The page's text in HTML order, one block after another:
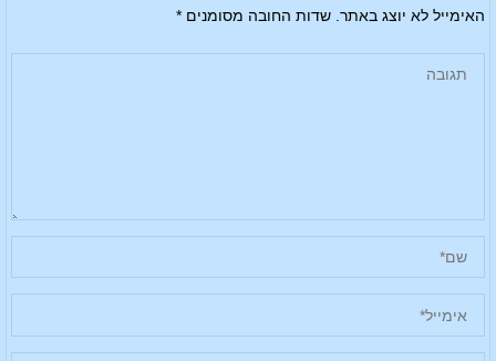
האימייל לא יוצג באתר. שדות החובה מסומנים*